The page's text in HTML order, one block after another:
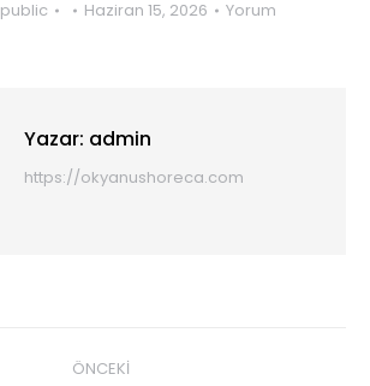
public Haziran 15, 2026 Yorum
Yazar: admin
https://okyanushoreca.com
ÖNCEKI